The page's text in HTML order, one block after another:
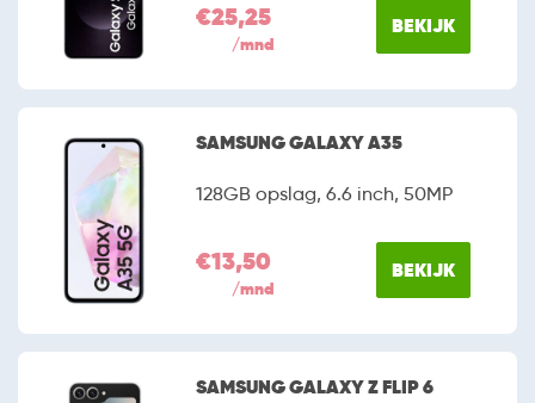
€25,25
/mnd
BEKIJK
SAMSUNG GALAXY A35
128GB opslag, 6.6 inch, 50MP
€13,50
/mnd
BEKIJK
SAMSUNG GALAXY Z FLIP 6